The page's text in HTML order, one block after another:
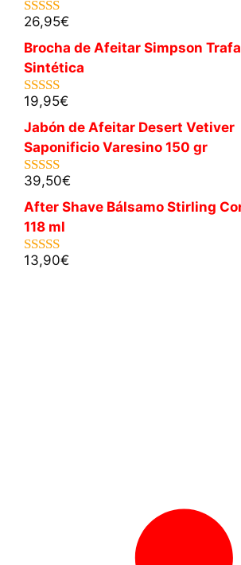
5.00de 5
26,95€
Brocha de Afeitar Simpson
Sintética
5.00de 5
19,95€
Jabón de Afeitar Desert Vetiver
Saponificio Varesino 150 gr
5.00de 5
39,50€
After Shave Bálsamo Stirling
118 ml
5.00de 5
13,90€